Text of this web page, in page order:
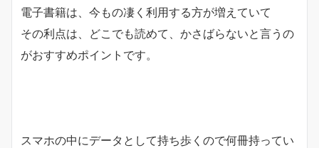
電子書籍は、今もの凄く利用する方が増えていて
その利点は、 どこでも読めて、かさばらないと言うの
がおすすめポイントです。
スマホの中にデータとして持ち歩くので何冊持ってい